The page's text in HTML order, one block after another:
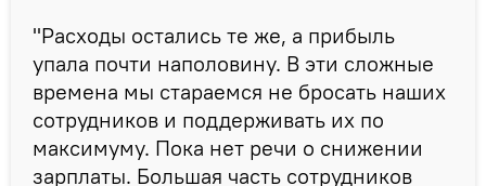
"Расходы остались те же, а прибыль
упала почти наполовину. В эти сложные
времена мы стараемся не бросать наших
сотрудников и поддерживать их по
максимуму. Пока нет речи о снижении
зарплаты. Большая часть сотрудников